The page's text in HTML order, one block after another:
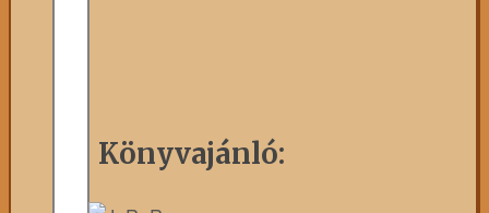
Könyvajánló: